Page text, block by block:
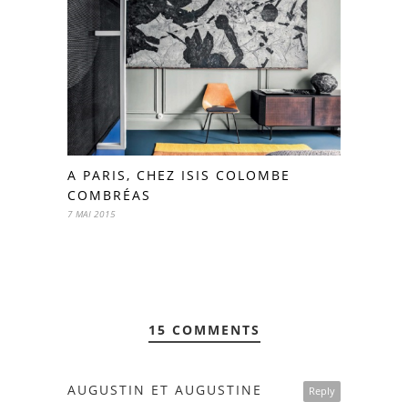
A PARIS, CHEZ ISIS COLOMBE
COMBRÉAS
7 MAI 2015
15 COMMENTS
Reply
AUGUSTIN ET AUGUSTINE